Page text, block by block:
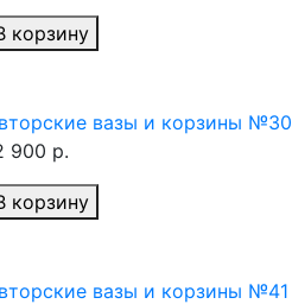
корзину
вазы и корзины №30
900 р.
корзину
вазы и корзины №41